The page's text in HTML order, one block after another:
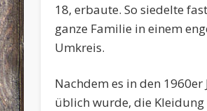
18, erbaute. So siedelte
ganze Familie in einem
Umkreis.
Nachdem es in den 1960er
üblich wurde, die